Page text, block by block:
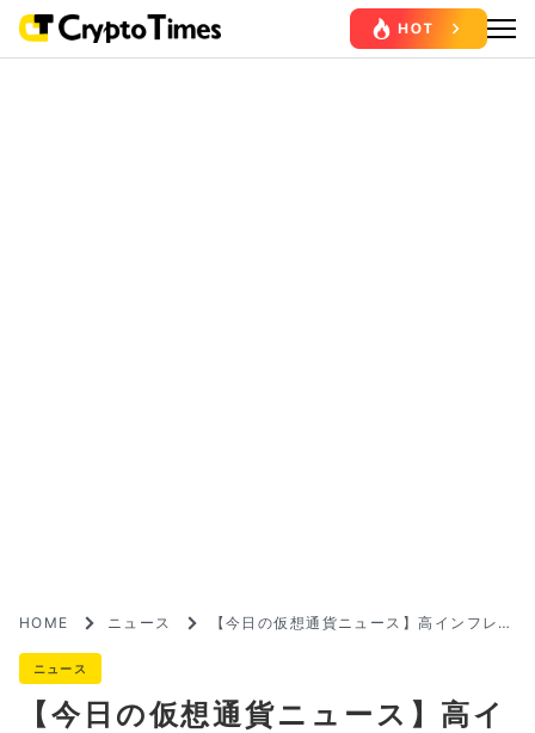
HOME ニュース
【今日の仮想通貨ニュース】高インフレが
ニュース
【今日の仮想通貨ニュース】高イ